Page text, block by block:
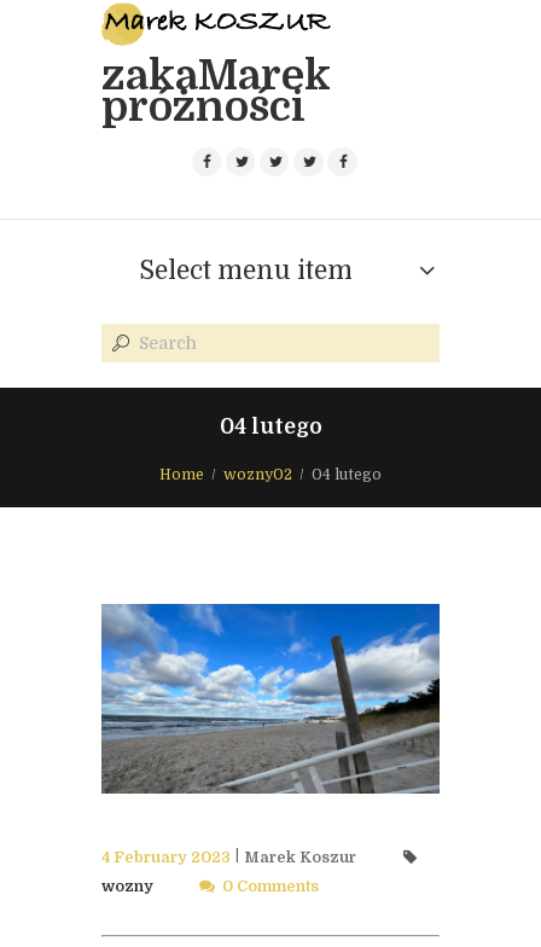
zakaMarek
próżności
Select menu item
04 lutego
Home wozny02 04 lutego
4 February 2023
Marek Koszur
wozny
0 Comments